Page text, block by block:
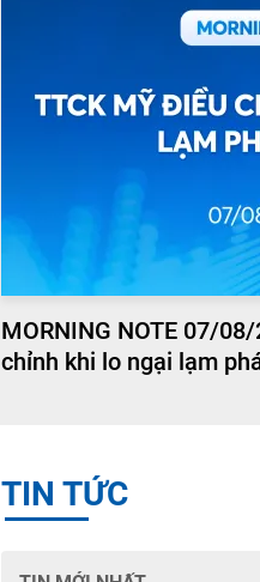
MORNING NOTE 07/
chỉnh khi lo ngại lạm
TIN TỨC